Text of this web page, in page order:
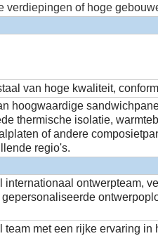
verdiepingen of hoge
van hoge kwaliteit,
hoogwaardige
thermische isolatie,
of andere
regio's.
internationaal ontwerpteam,
gepersonaliseerde
team met een rijke ervaring